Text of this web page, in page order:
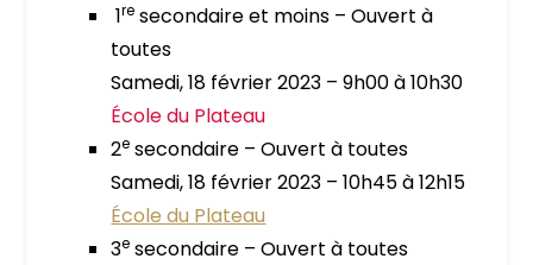
1re secondaire et moins – Ouvert à
toutes
Samedi, 18 février 2023 – 9h00 à 10h30
École du Plateau
2e secondaire – Ouvert à toutes
Samedi, 18 février 2023 – 10h45 à 12h15
École du Plateau
3e secondaire – Ouvert à toutes